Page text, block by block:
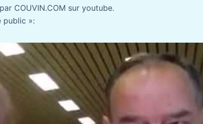
COUVIN.COM sur youtube.
public »: